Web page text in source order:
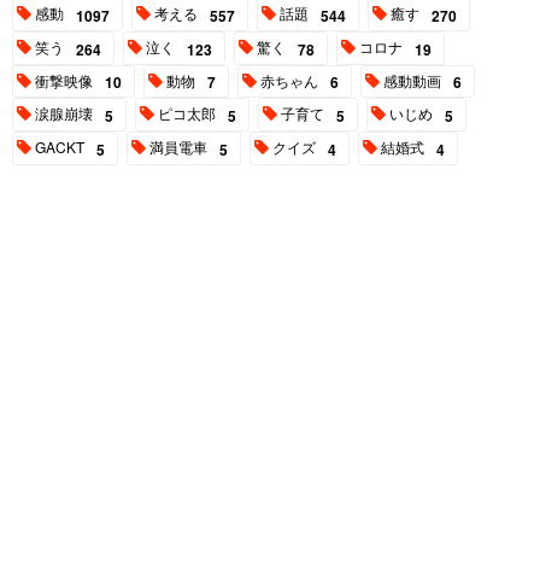
感動 1097 考える 557 話題 544 癒す 270
笑う 264 泣く 123 驚く 78 コロナ 19
衝撃映像 10 動物 7 赤ちゃん 6 感動動画 6
涙腺崩壊 5 ピコ太郎 5 子育て 5 いじめ 5
GACKT 5 満員電車 5 クイズ 4 結婚式 4